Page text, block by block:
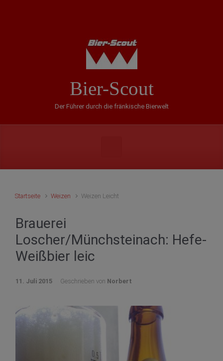
Bier-Scout
Der Führer durch die fränkische Bierwelt
Startseite Weizen Weizen Leicht
Brauerei
Loscher/Münchsteinach: Hefe-
Weißbier leic
11. Juli 2015 Geschrieben von Norbert